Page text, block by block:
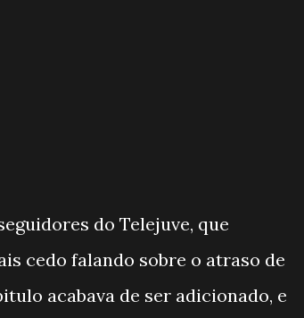
do Telejuve, que
cedo falando sobre o atraso de
acabava de ser adicionado, e